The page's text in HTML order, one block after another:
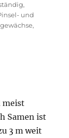
,
und
,
meist
Samen ist
3 m weit